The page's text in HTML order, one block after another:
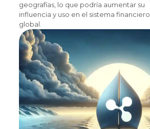
geografías, lo que podría aumentar su
influencia y uso en el sistema financiero
global.